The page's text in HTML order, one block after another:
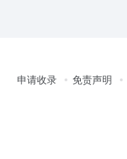
申请收录 免责声明